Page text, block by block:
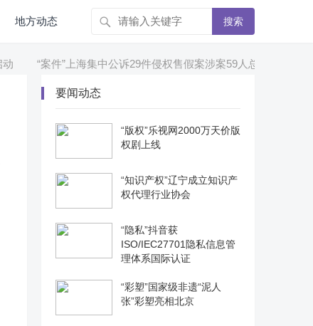
地方动态 搜索
“案件”上海集中公诉29件侵权售假案涉案59人总案值1.1亿余元
要闻动态
“版权”乐视网2000万天价版
权剧上线
“知识产权”辽宁成立知识产
权代理行业协会
“隐私”抖音获
ISO/IEC27701隐私信息管
理体系国际认证
“彩塑”国家级非遗“泥人
张”彩塑亮相北京